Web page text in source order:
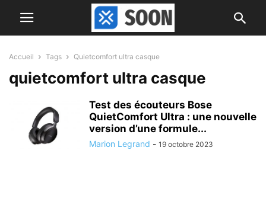
Accueil Tags Quietcomfort ultra casque
quietcomfort ultra casque
Test des écouteurs Bose
QuietComfort Ultra : une nouvelle
version d’une formule...
Marion Legrand - 19 octobre 2023